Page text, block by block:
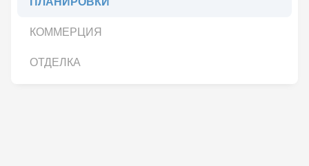
КОММЕРЦИЯ
ОТДЕЛКА